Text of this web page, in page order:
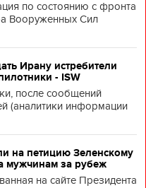
по состоянию с фронта
Вооруженных Сил
Ирану истребители
- ISW
после сообщений
(аналитики информации
на петицию Зеленскому
мужчинам за рубеж
на сайте Президента